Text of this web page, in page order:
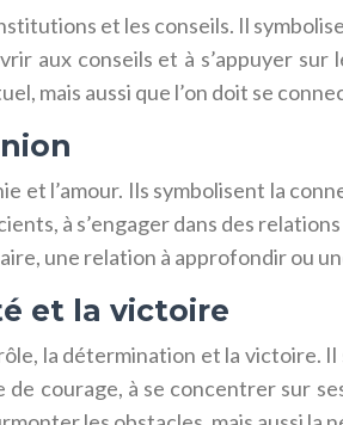
et les conseils. Il
aux conseils et à s’appuyer
mais aussi que l’on doit se
et l’amour. Ils symbolisent la
à s’engager dans des
une relation à approfondir ou
et la victoire
la détermination et la victoire.
courage, à se concentrer sur